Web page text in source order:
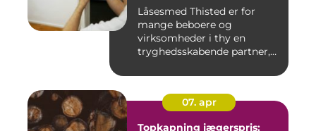
Låsesmed Thisted er for
mange beboere og
virksomheder i thy en
tryghedsskabende partner,
07. apr
Topkapning jægerspris: